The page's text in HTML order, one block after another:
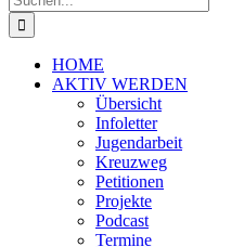
nach:
HOME
AKTIV WERDEN
Übersicht
Infoletter
Jugendarbeit
Kreuzweg
Petitionen
Projekte
Podcast
Termine